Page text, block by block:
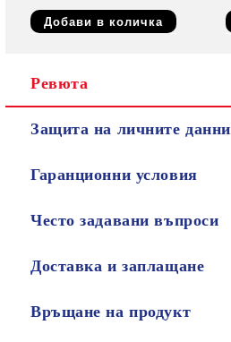
Ревюта
Защита на личните данни
Гаранционни условия
Често задавани въпроси
Доставка и заплащане
Връщане на продукт